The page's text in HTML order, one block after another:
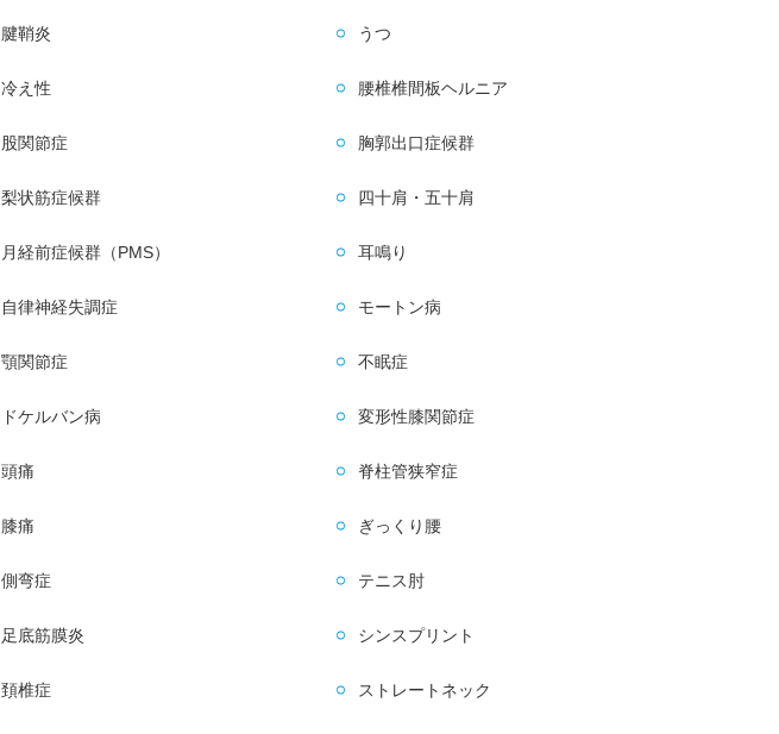
腱鞘炎 うつ
冷え性 腰椎椎間板ヘルニア
股関節症 胸郭出口症候群
梨状筋症候群 四十肩・五十肩
月経前症候群（PMS） 耳鳴り
自律神経失調症 モートン病
顎関節症 不眠症
ドケルバン病 変形性膝関節症
頭痛 脊柱管狭窄症
膝痛 ぎっくり腰
側弯症 テニス肘
足底筋膜炎 シンスプリント
頚椎症 ストレートネック